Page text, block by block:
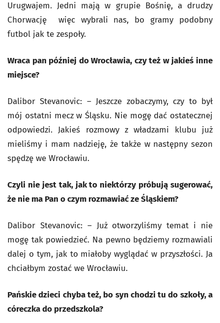
Urugwajem. Jedni mają w grupie Bośnię, a drudzy
Chorwację więc wybrali nas, bo gramy podobny
futbol jak te zespoły.
Wraca pan później do Wrocławia, czy też w jakieś inne
miejsce?
Dalibor Stevanovic: – Jeszcze zobaczymy, czy to był
mój ostatni mecz w Śląsku. Nie mogę dać ostatecznej
odpowiedzi. Jakieś rozmowy z władzami klubu już
mieliśmy i mam nadzieję, że także w następny sezon
spędzę we Wrocławiu.
Czyli nie jest tak, jak to niektórzy próbują sugerować,
że nie ma Pan o czym rozmawiać ze Śląskiem?
Dalibor Stevanovic: – Już otworzyliśmy temat i nie
mogę tak powiedzieć. Na pewno będziemy rozmawiali
dalej o tym, jak to miałoby wyglądać w przyszłości. Ja
chciałbym zostać we Wrocławiu.
Pańskie dzieci chyba też, bo syn chodzi tu do szkoły, a
córeczka do przedszkola?